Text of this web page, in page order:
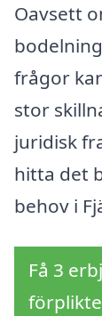
Oavsett
frågor
stor
juridisk
hitta det
behov i
Få 3